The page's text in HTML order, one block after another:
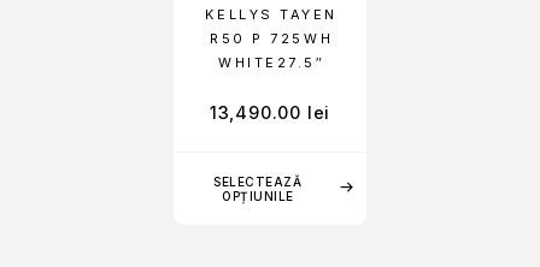
SELECTEAZĂ
OPȚIUNILE
KELLYS TAYEN
R50 P 725WH
WHITE27.5″
13,490.00 lei